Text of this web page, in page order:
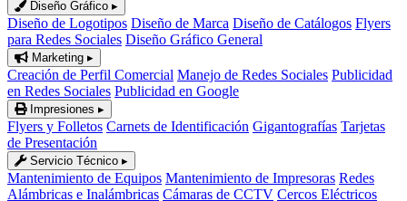
Diseño Gráfico ▸
Diseño de Logotipos Diseño de Marca Diseño de Catálogos Flyers
para Redes Sociales Diseño Gráfico General
Marketing ▸
Creación de Perfil Comercial Manejo de Redes Sociales Publicidad
en Redes Sociales Publicidad en Google
Impresiones ▸
Flyers y Folletos Carnets de Identificación Gigantografías Tarjetas
de Presentación
Servicio Técnico ▸
Mantenimiento de Equipos Mantenimiento de Impresoras Redes
Alámbricas e Inalámbricas Cámaras de CCTV Cercos Eléctricos